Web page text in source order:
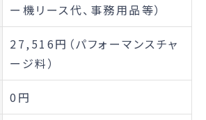
ー機リース代、事務用品等）
27,516円（パフォーマンスチャ
ージ料）
0円